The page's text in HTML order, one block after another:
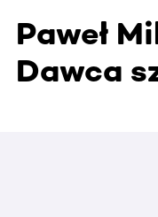
Paweł
Dawca